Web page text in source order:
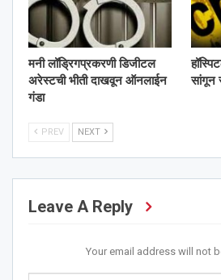
मनी लॉड्रिगप्रकरणी डिजीटल
अरेस्टची भीती दाखवून ऑनलाईन
गंडा
सांगून
PREV NEXT
Leave A Reply
Your email address will not